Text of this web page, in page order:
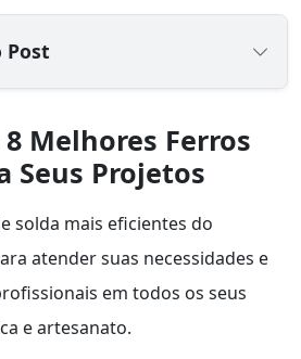
Post
Melhores Ferros
Seus Projetos
solda mais eficientes do
atender suas necessidades e
em todos os seus
e artesanato.